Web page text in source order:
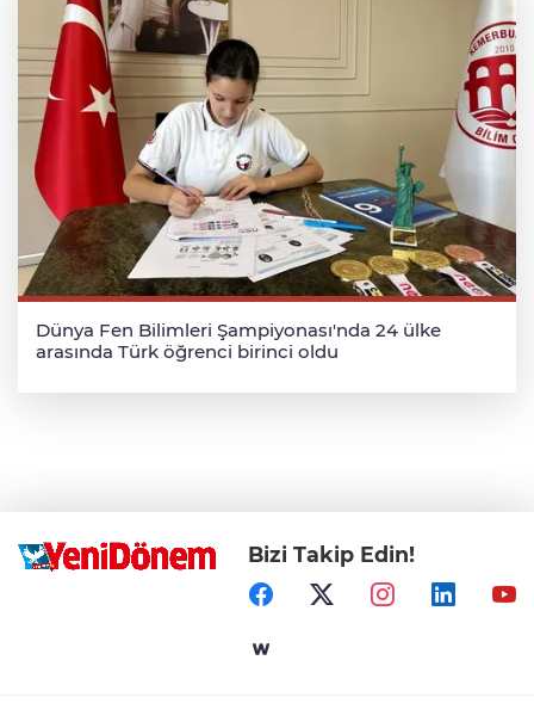
Dünya Fen Bilimleri Şampiyonası'nda 24 ülke
arasında Türk öğrenci birinci oldu
Bizi Takip Edin!